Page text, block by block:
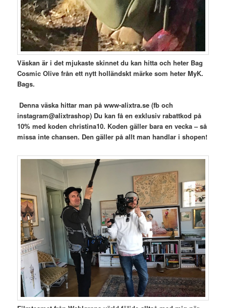
Väskan är i det mjukaste skinnet du kan hitta och heter Bag
Cosmic Olive från ett nytt holländskt märke som heter MyK.
Bags.
Denna väska hittar man på www-alixtra.se (fb och
instagram@alixtrashop) Du kan få en exklusiv rabattkod på
10% med koden christina10. Koden gäller bara en vecka – så
missa inte chansen. Den gäller på allt man handlar i shopen!